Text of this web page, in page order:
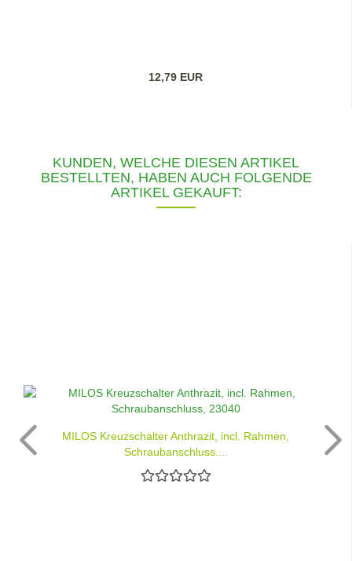
12,79 EUR
KUNDEN, WELCHE DIESEN ARTIKEL
BESTELLTEN, HABEN AUCH FOLGENDE
ARTIKEL GEKAUFT:
MILOS Kreuzschalter Anthrazit, incl. Rahmen,
Schraubanschluss,...